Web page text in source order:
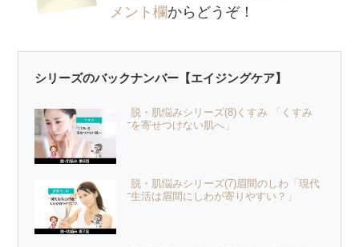
メント欄からどうぞ！
シリーズのバックナンバー【エイジングケア】
脱・肌悩みシリーズ(8)くすみ 「くすみ
を寄せつけない肌へ」
脱・肌悩みシリーズ(7)眉間のしわ「現代
生活は眉間にしわが寄りやすい？」